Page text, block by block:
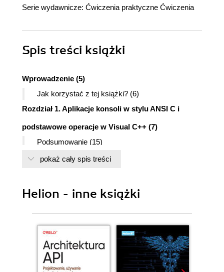
Serie wydawnicze: Ćwiczenia praktyczne Ćwiczenia
Spis treści książki
Wprowadzenie (5)
Jak korzystać z tej książki? (6)
Rozdział 1. Aplikacje konsoli w stylu ANSI C i
podstawowe operacje w Visual C++ (7)
Podsumowanie (15)
Rozdział 2. Aplikacje konsoli w stylu ANSI C++,
Wprowadzanie danych w ruchu programu i
rozbieżności w składni ANSI C i ANSI C++ (19)
Podsumowanie (26)
Rozdział 3. Style programowania - konstruowanie
aplikacji zdarzeniowych i obiektowych, firmowe
przykłady VC++ (27)
pokaż cały spis treści
Helion - inne książki